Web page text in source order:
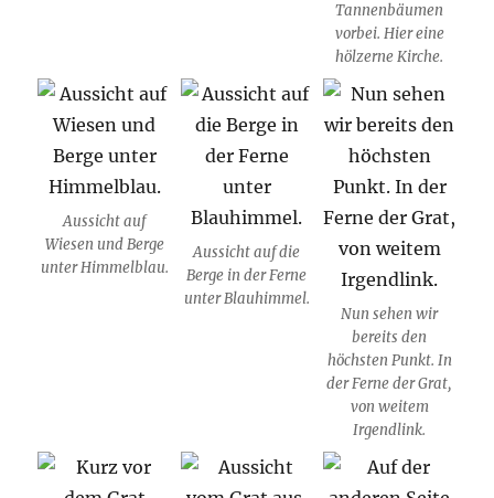
Tannenbäumen
vorbei. Hier eine
hölzerne Kirche.
Aussicht auf
Wiesen und Berge
unter Himmelblau.
Aussicht auf die
Berge in der Ferne
unter Blauhimmel.
Nun sehen wir
bereits den
höchsten Punkt. In
der Ferne der Grat,
von weitem
Irgendlink.